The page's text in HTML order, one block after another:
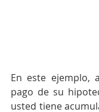
En este ejemplo,
pago de su
usted tiene